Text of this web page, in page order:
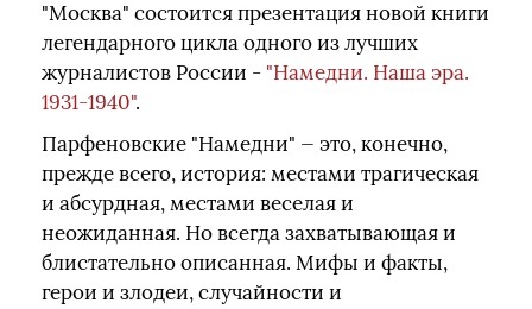
"Москва" состоится презентация новой книги
легендарного цикла одного из лучших
журналистов России - "Намедни. Наша эра.
1931-1940".
Парфеновские "Намедни" — это, конечно,
прежде всего, история: местами трагическая
и абсурдная, местами веселая и
неожиданная. Но всегда захватывающая и
блистательно описанная. Мифы и факты,
герои и злодеи, случайности и